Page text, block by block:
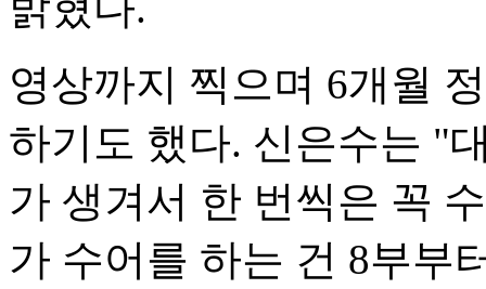
영상까지 찍으며 6개월
하기도 했다. 신은수는 "
가 생겨서 한 번씩은 꼭
가 수어를 하는 건 8부부